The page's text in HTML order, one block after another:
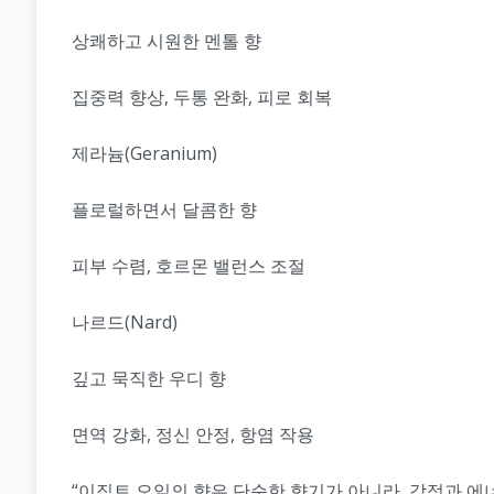
상쾌하고 시원한 멘톨 향
집중력 향상, 두통 완화, 피로 회복
제라늄(Geranium)
플로럴하면서 달콤한 향
피부 수렴, 호르몬 밸런스 조절
나르드(Nard)
깊고 묵직한 우디 향
면역 강화, 정신 안정, 항염 작용